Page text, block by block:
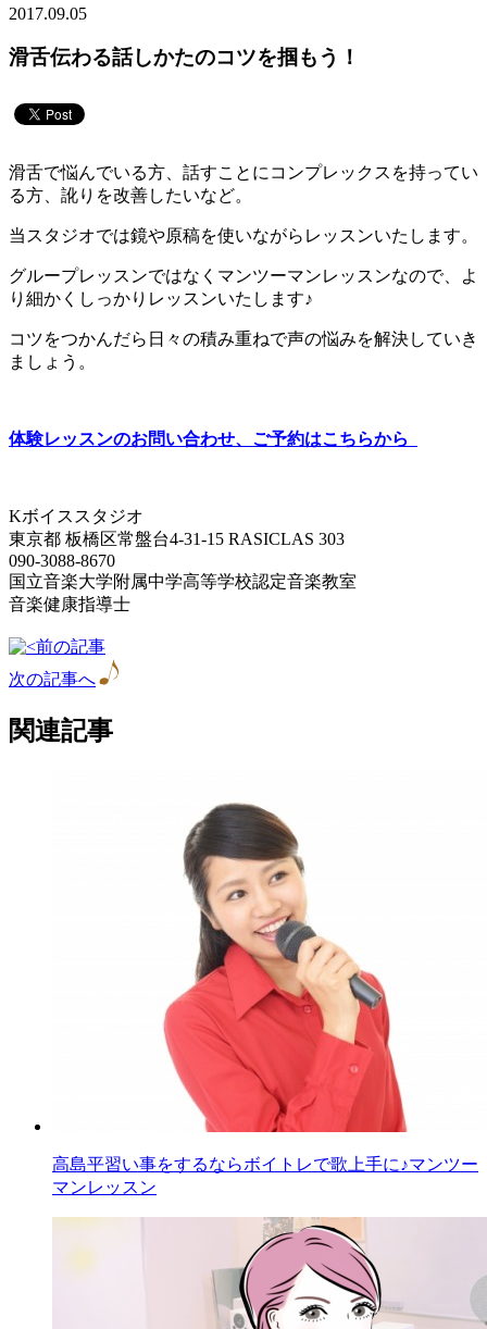
2017.09.05
滑舌伝わる話しかたのコツを掴もう！
滑舌で悩んでいる方、話すことにコンプレックスを持ってい
る方、訛りを改善したいなど。
当スタジオでは鏡や原稿を使いながらレッスンいたします。
グループレッスンではなくマンツーマンレッスンなので、よ
り細かくしっかりレッスンいたします♪
コツをつかんだら日々の積み重ねで声の悩みを解決していき
ましょう。
体験レッスンのお問い合わせ、ご予約はこちらから
Kボイススタジオ
東京都 板橋区常盤台4-31-15 RASICLAS 303
090-3088-8670
国立音楽大学附属中学高等学校認定音楽教室
音楽健康指導士
前の記事
次の記事へ
関連記事
高島平習い事をするならボイトレで歌上手に♪マンツー
マンレッスン